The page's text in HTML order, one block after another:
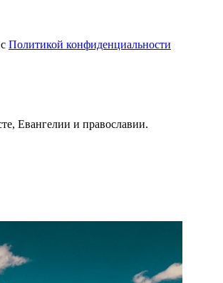
Политикой конфиденциальности
Евангелии и православии.